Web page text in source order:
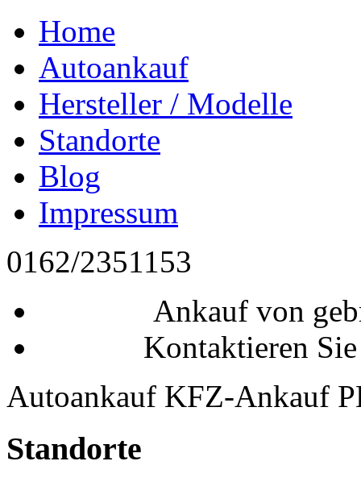
Home
Autoankauf
Hersteller / Modelle
Standorte
Blog
Impressum
0162/2351153
Ankauf von
Kontaktieren
Autoankauf KFZ-Ankauf
Standorte